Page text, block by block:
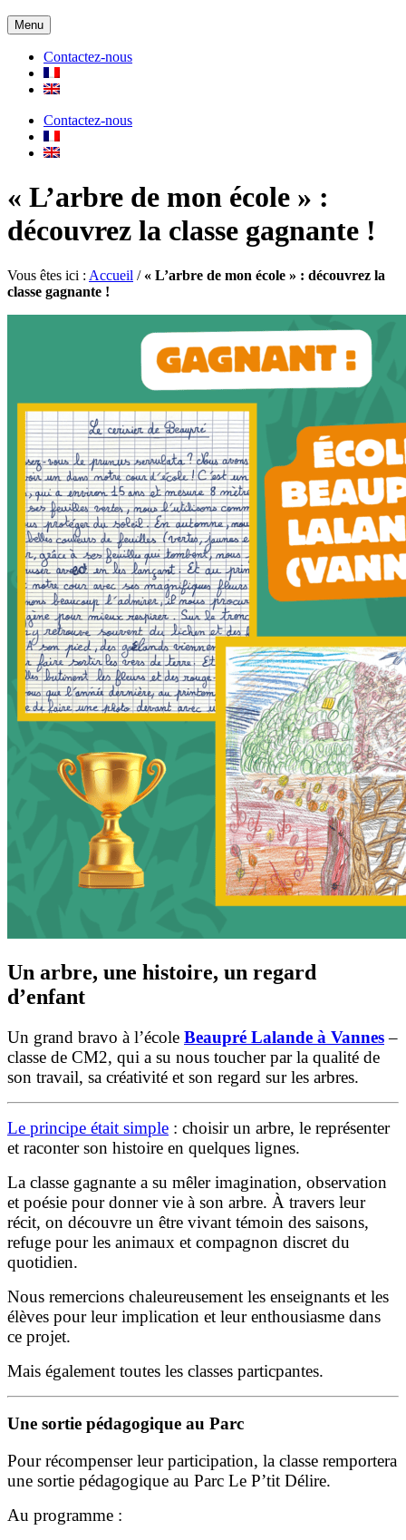
Menu
Contactez-nous
Contactez-nous
« L’arbre de mon école » :
découvrez la classe gagnante !
Vous êtes ici : Accueil / « L’arbre de mon école » : découvrez la
classe gagnante !
Un arbre, une histoire, un regard
d’enfant
Un grand bravo à l’école Beaupré Lalande à Vannes–
classe de CM2, qui a su nous toucher par la qualité de
son travail, sa créativité et son regard sur les arbres.
Le principe était simple : choisir un arbre, le représenter
et raconter son histoire en quelques lignes.
La classe gagnante a su mêler imagination, observation
et poésie pour donner vie à son arbre. À travers leur
récit, on découvre un être vivant témoin des saisons,
refuge pour les animaux et compagnon discret du
quotidien.
Nous remercions chaleureusement les enseignants et les
élèves pour leur implication et leur enthousiasme dans
ce projet.
Mais également toutes les classes particpantes.
Une sortie pédagogique au Parc
Pour récompenser leur participation, la classe remportera
une sortie pédagogique au Parc Le P’tit Délire.
Au programme :